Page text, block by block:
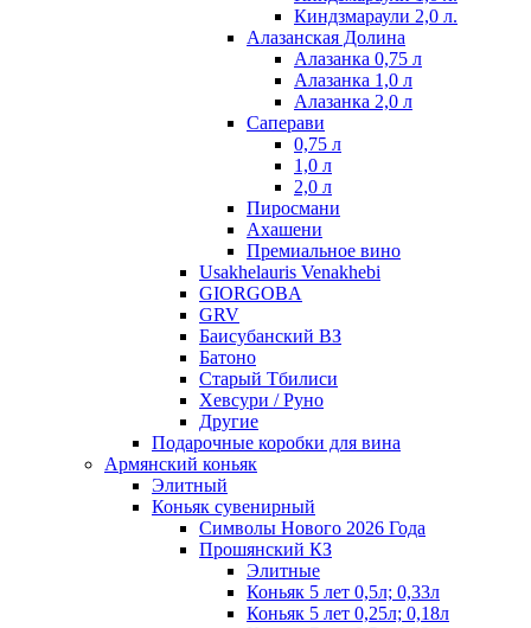
Киндзмараули 2,0 л.
Алазанская Долина
Алазанка 0,75 л
Алазанка 1,0 л
Алазанка 2,0 л
Саперави
0,75 л
1,0 л
2,0 л
Пиросмани
Ахашени
Премиальное вино
Usakhelauris Venakhebi
GIORGOBA
GRV
Баисубанский ВЗ
Батоно
Старый Тбилиси
Хевсури / Руно
Другие
Подарочные коробки для вина
Армянский коньяк
Элитный
Коньяк сувенирный
Символы Нового 2026 Года
Прошянский КЗ
Элитные
Коньяк 5 лет 0,5л; 0,33л
Коньяк 5 лет 0,25л; 0,18л